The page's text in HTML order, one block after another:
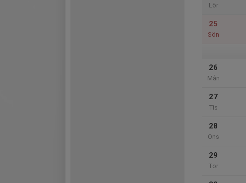
Lör
25
Sön
26
Mån
27
Tis
28
Ons
29
Tor